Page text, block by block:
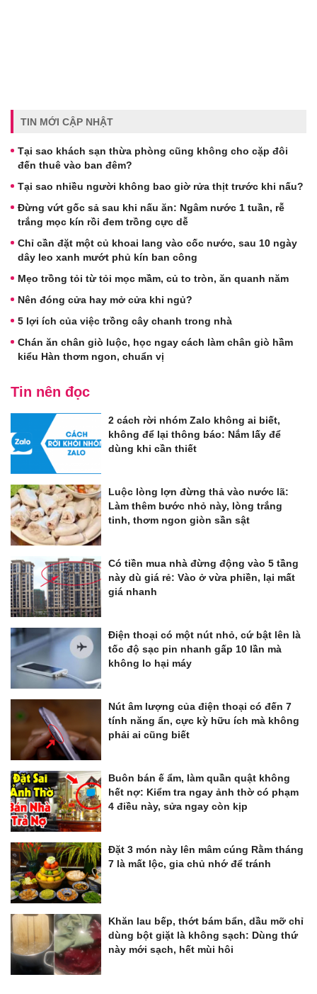
TIN MỚI CẬP NHẬT
Tại sao khách sạn thừa phòng cũng không cho cặp đôi
đến thuê vào ban đêm?
Tại sao nhiều người không bao giờ rửa thịt trước khi nấu?
Đừng vứt gốc sả sau khi nấu ăn: Ngâm nước 1 tuần, rễ
trắng mọc kín rồi đem trồng cực dễ
Chỉ cần đặt một củ khoai lang vào cốc nước, sau 10 ngày
dây leo xanh mướt phủ kín ban công
Mẹo trồng tỏi từ tỏi mọc mầm, củ to tròn, ăn quanh năm
Nên đóng cửa hay mở cửa khi ngủ?
5 lợi ích của việc trồng cây chanh trong nhà
Chán ăn chân giò luộc, học ngay cách làm chân giò hầm
kiểu Hàn thơm ngon, chuẩn vị
Tin nên đọc
2 cách rời nhóm Zalo không ai biết,
không để lại thông báo: Nắm lấy để
dùng khi cần thiết
Luộc lòng lợn đừng thả vào nước lã:
Làm thêm bước nhỏ này, lòng trắng
tinh, thơm ngon giòn sần sật
Có tiền mua nhà đừng động vào 5 tầng
này dù giá rẻ: Vào ở vừa phiền, lại mất
giá nhanh
Điện thoại có một nút nhỏ, cứ bật lên là
tốc độ sạc pin nhanh gấp 10 lần mà
không lo hại máy
Nút âm lượng của điện thoại có đến 7
tính năng ẩn, cực kỳ hữu ích mà không
phải ai cũng biết
Buôn bán ế ẩm, làm quần quật không
hết nợ: Kiểm tra ngay ảnh thờ có phạm
4 điều này, sửa ngay còn kịp
Đặt 3 món này lên mâm cúng Rằm tháng
7 là mất lộc, gia chủ nhớ để tránh
Khăn lau bếp, thớt bám bẩn, dầu mỡ chỉ
dùng bột giặt là không sạch: Dùng thứ
này mới sạch, hết mùi hôi